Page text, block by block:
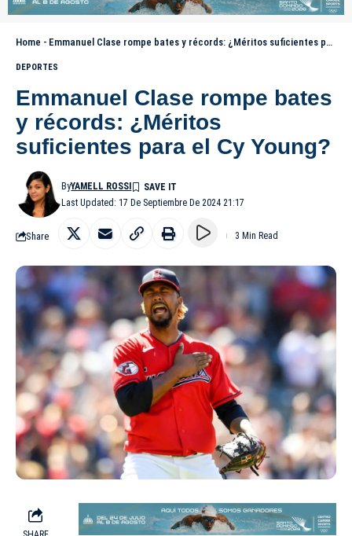
Home - Emmanuel Clase rompe bates y récords: ¿Méritos suficientes para el Cy Young?
DEPORTES
Emmanuel Clase rompe bates
y récords: ¿Méritos
suficientes para el Cy Young?
Last Updated: 17 De Septiembre De 2024 21:17
ByYAMELL ROSSI
Share 3 Min Read